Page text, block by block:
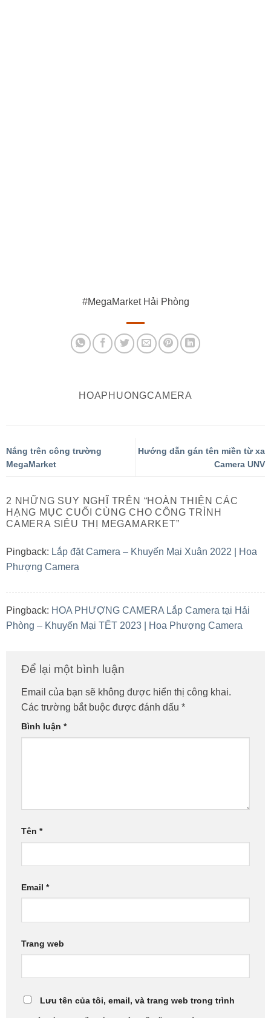
#MegaMarket Hải Phòng
HOAPHUONGCAMERA
Nắng trên công trường
MegaMarket
Hướng dẫn gán tên miền từ xa
Camera UNV
2 NHỮNG SUY NGHĨ TRÊN “HOÀN THIỆN CÁC
HẠNG MỤC CUỐI CÙNG CHO CÔNG TRÌNH
CAMERA SIÊU THỊ MEGAMARKET”
Pingback: Lắp đặt Camera – Khuyến Mại Xuân 2022 | Hoa
Phượng Camera
Pingback: HOA PHƯỢNG CAMERA Lắp Camera tại Hải
Phòng – Khuyến Mại TẾT 2023 | Hoa Phượng Camera
Để lại một bình luận
Email của bạn sẽ không được hiển thị công khai.
Các trường bắt buộc được đánh dấu *
Bình luận *
Tên *
Email *
Trang web
Lưu tên của tôi, email, và trang web trong trình